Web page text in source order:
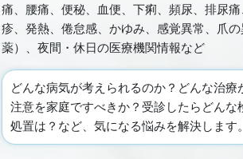
痛、腰痛、便秘、血便、下痢、頻尿、排尿
疹、発熱、倦怠感、かゆみ、感覚異常、爪
薬）、夜間・休日の医療機関情報など
どんな病気が考えられるのか？どんな治療
注意を家庭ですべきか？受診したらどんな
処置は？など、気になる悩みを解決します。